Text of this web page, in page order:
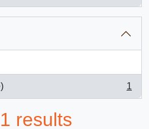
1
results